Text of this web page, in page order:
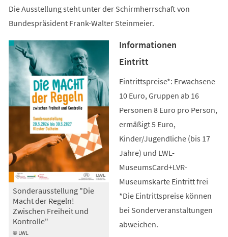
Die Ausstellung steht unter der Schirmherrschaft von
Bundespräsident Frank-Walter Steinmeier.
© LWL
Sonderausstellung "Die
Macht der Regeln!
Zwischen Freiheit und
Kontrolle"
Informationen
Eintritt
Eintrittspreise*: Erwachsene
10 Euro, Gruppen ab 16
Personen 8 Euro pro Person,
ermäßigt 5 Euro,
Kinder/Jugendliche (bis 17
Jahre) und LWL-
MuseumsCard+LVR-
Museumskarte Eintritt frei
*Die Eintrittspreise können
bei Sonderveranstaltungen
abweichen.